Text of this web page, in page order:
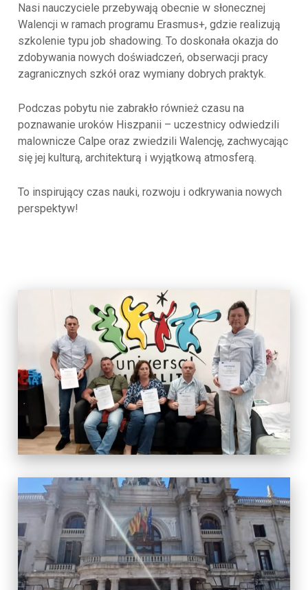
Nasi nauczyciele przebywają obecnie w słonecznej
Walencji w ramach programu Erasmus+, gdzie realizują
szkolenie typu job shadowing. To doskonała okazja do
zdobywania nowych doświadczeń, obserwacji pracy
zagranicznych szkół oraz wymiany dobrych praktyk.
Podczas pobytu nie zabrakło również czasu na
poznawanie uroków Hiszpanii – uczestnicy odwiedzili
malownicze Calpe oraz zwiedzili Walencję, zachwycając
się jej kulturą, architekturą i wyjątkową atmosferą.
To inspirujący czas nauki, rozwoju i odkrywania nowych
perspektyw!